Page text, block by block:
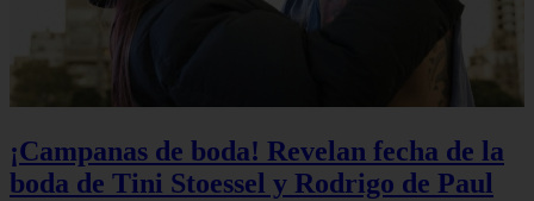
¡Campanas de boda! Revelan fecha de la
boda de Tini Stoessel y Rodrigo de Paul